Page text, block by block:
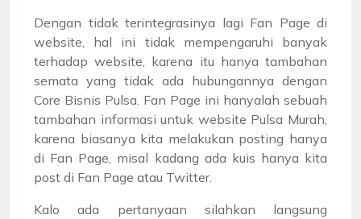
Dengan tidak terintegrasinya lagi Fan Page di
website, hal ini tidak mempengaruhi banyak
terhadap website, karena itu hanya tambahan
semata yang tidak ada hubungannya dengan
Core Bisnis Pulsa. Fan Page ini hanyalah sebuah
tambahan informasi untuk website Pulsa Murah,
karena biasanya kita melakukan posting hanya
di Fan Page, misal kadang ada kuis hanya kita
post di Fan Page atau Twitter.
Kalo ada pertanyaan silahkan langsung